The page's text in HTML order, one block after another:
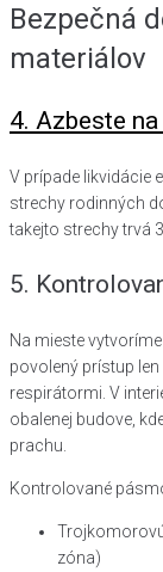
Bezpečná
materiálov
4. Azbeste
V prípade likvidácie
strechy rodinných
takejto strechy trvá 3
5.
Na mieste
povolený prístup
respirátormi. V
obalenej budove,
prachu.
Kontrolované
zóna)